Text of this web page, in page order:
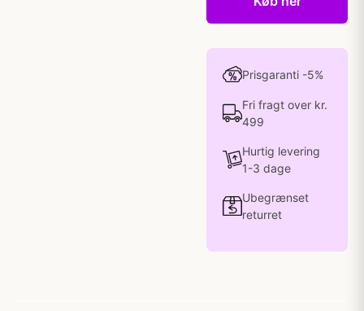
Prisgaranti -5%
Fri fragt over kr.
499
Hurtig levering
1-3 dage
Ubegrænset
returret